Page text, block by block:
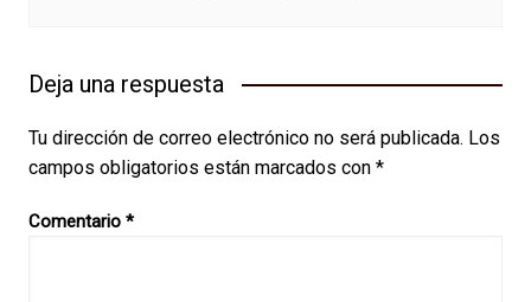
Deja una respuesta
Tu dirección de correo electrónico no será publicada. Los
campos obligatorios están marcados con *
Comentario *